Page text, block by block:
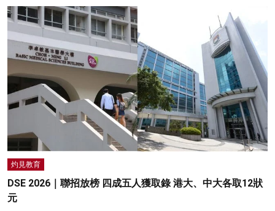
灼見教育
DSE 2026｜聯招放榜 四成五人獲取錄 港大、中大各取12狀
元